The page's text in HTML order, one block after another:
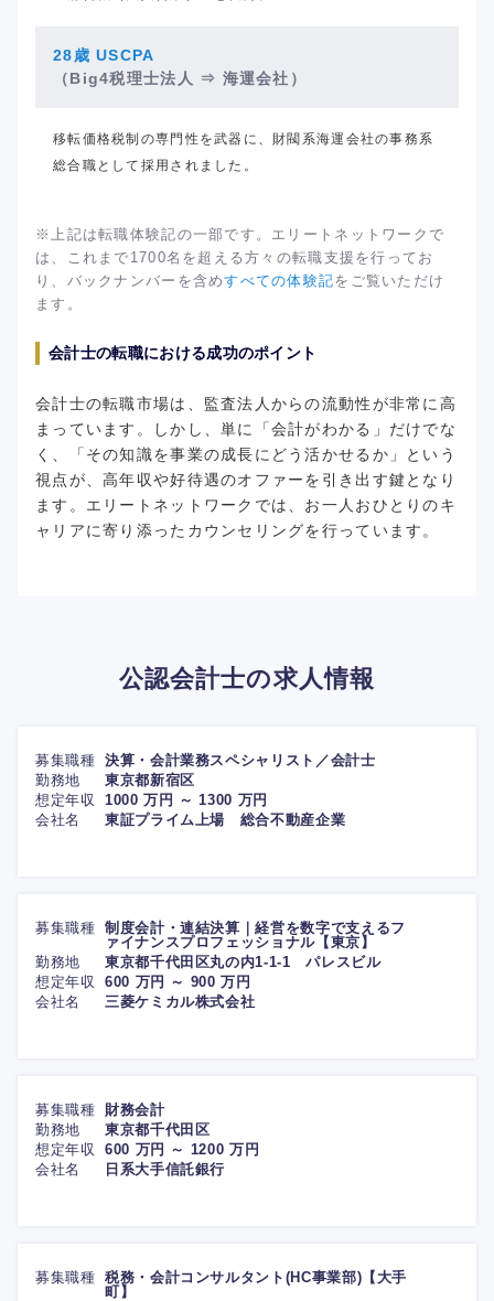
28歳 USCPA
（Big4税理士法人
⇒ 海運会社）
移転価格税制の専門性を武器に、財閥系海運会社の事務系
総合職として採用されました。
※上記は転職体験記の一部です。エリートネットワークで
は、これまで1700名を超える方々の転職支援を行ってお
り、バックナンバーを含めすべての体験記をご覧いただけ
ます。
会計士の転職における成功のポイント
会計士の転職市場は、監査法人からの流動性が非常に高
まっています。しかし、単に「会計がわかる」だけでな
く、「その知識を事業の成長にどう活かせるか」という
視点が、高年収や好待遇のオファーを引き出す鍵となり
ます。エリートネットワークでは、お一人おひとりのキ
ャリアに寄り添ったカウンセリングを行っています。
公認会計士の求人情報
募集職種 決算・会計業務スペシャリスト／会計士
勤務地
東京都新宿区
想定年収
1000 万円 ～ 1300 万円
会社名
東証プライム上場 総合不動産企業
募集職種 制度会計・連結決算｜経営を数字で支えるフ
ァイナンスプロフェッショナル【東京】
勤務地
東京都千代田区丸の内1-1-1 パレスビル
想定年収
600 万円 ～ 900 万円
会社名
三菱ケミカル株式会社
募集職種
財務会計
勤務地
東京都千代田区
想定年収
600 万円 ～ 1200 万円
会社名
日系大手信託銀行
募集職種 税務・会計コンサルタント(HC事業部)【大手
町】